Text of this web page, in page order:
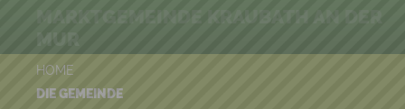
HOME
DIE GEMEINDE
MUR